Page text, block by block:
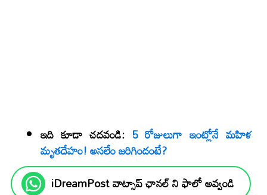
ఇది కూడా చదవండి: 5 రోజులుగా ఇంట్లోనే మహిళ
మృతదేహం! అసలేం జరిగిందంటే?
iDreamPost వాట్సాప్ ఛానల్ ని ఫాలో అవ్వండి